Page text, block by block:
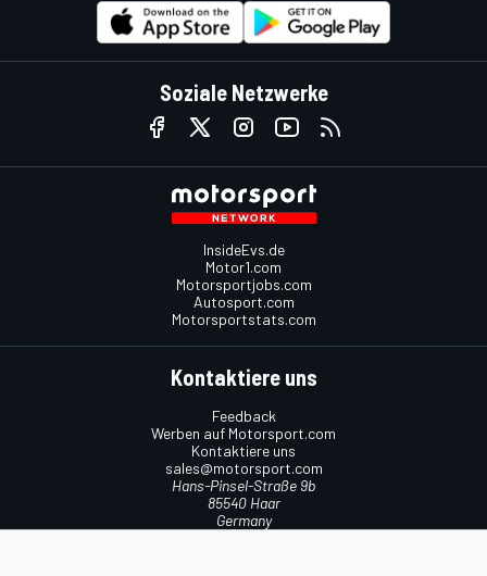
Soziale Netzwerke
InsideEvs.de
Motor1.com
Motorsportjobs.com
Autosport.com
Motorsportstats.com
Kontaktiere uns
Feedback
Werben auf Motorsport.com
Kontaktiere uns
sales@motorsport.com
Hans-Pinsel-Straße 9b
85540 Haar
Germany